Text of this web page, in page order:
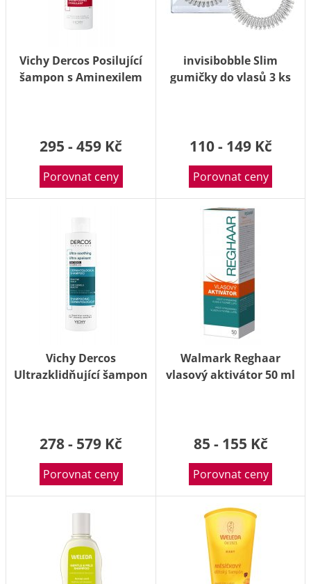
Vichy Dercos Posilující
šampon s Aminexilem
295 - 459 Kč
Porovnat ceny
invisibobble Slim
gumičky do vlasů 3 ks
110 - 149 Kč
Porovnat ceny
Vichy Dercos
Ultrazklidňující šampon
278 - 579 Kč
Porovnat ceny
Walmark Reghaar
vlasový aktivátor 50 ml
85 - 155 Kč
Porovnat ceny